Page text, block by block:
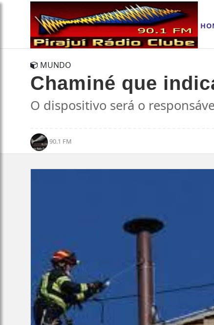
MUNDO
Chaminé que
O dispositivo será o
90.1 FM